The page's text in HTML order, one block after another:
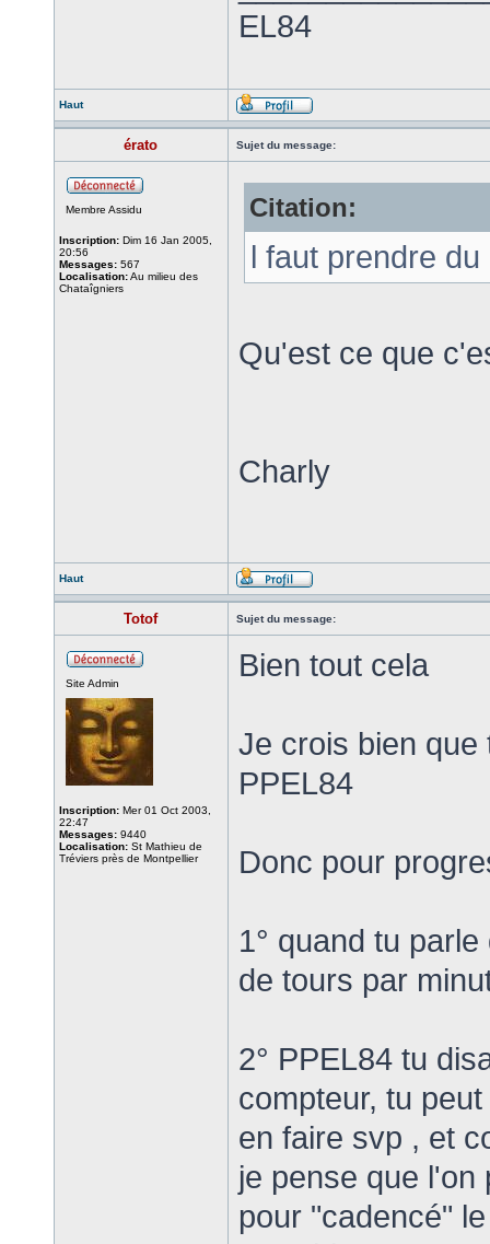
EL84
Haut
érato Sujet du message:
Membre Assidu
Inscription: Dim 16 Jan 2005,
20:56
Messages: 567
Localisation:Au milieu des
Chataîgniers
Citation:
l faut prendre
Qu'est ce que
Charly
Haut
Totof Sujet du message:
Site Admin
Inscription: Mer 01 Oct 2003,
22:47
Messages: 9440
Localisation: St Mathieu de
Tréviers près de Montpellier
Bien tout cela
Je crois bien que
PPEL84
Donc pour
1° quand tu
de tours par
2° PPEL84 tu
compteur, tu
en faire svp , et
je pense que
pour "cadencé"